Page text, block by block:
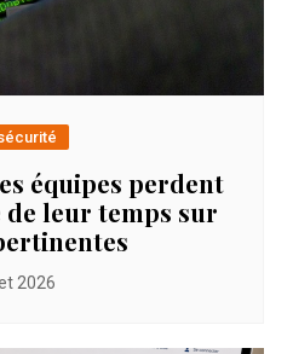
équipes perdent
leur temps sur
2026